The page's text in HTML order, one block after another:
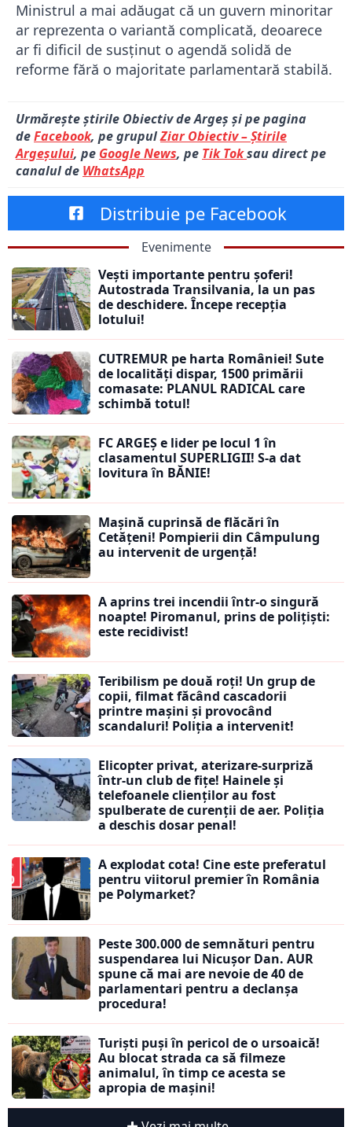
Ministrul a mai adăugat că un guvern minoritar
ar reprezenta o variantă complicată, deoarece
ar fi dificil de susținut o agendă solidă de
reforme fără o majoritate parlamentară stabilă.
Urmărește știrile Obiectiv de Argeș și pe pagina
deFacebook, pe grupulZiar Obiectiv – Știrile
Argeșului, pe Google News, pe Tik Toksau direct pe
canalul de WhatsApp
Distribuie pe Facebook
Evenimente
Vești importante pentru șoferi!
Autostrada Transilvania, la un pas
de deschidere. Începe recepția
lotului!
CUTREMUR pe harta României! Sute
de localități dispar, 1500 primării
comasate: PLANUL RADICAL care
schimbă totul!
FC ARGEȘ e lider pe locul 1 în
clasamentul SUPERLIGII! S-a dat
lovitura în BĂNIE!
Mașină cuprinsă de flăcări în
Cetățeni! Pompierii din Câmpulung
au intervenit de urgență!
A aprins trei incendii într-o singură
noapte! Piromanul, prins de polițiști:
este recidivist!
Teribilism pe două roți! Un grup de
copii, filmat făcând cascadorii
printre mașini și provocând
scandaluri! Poliția a intervenit!
Elicopter privat, aterizare-surpriză
într-un club de fițe! Hainele și
telefoanele clienților au fost
spulberate de curenții de aer. Poliția
a deschis dosar penal!
A explodat cota! Cine este preferatul
pentru viitorul premier în România
pe Polymarket?
Peste 300.000 de semnături pentru
suspendarea lui Nicușor Dan. AUR
spune că mai are nevoie de 40 de
parlamentari pentru a declanșa
procedura!
Turiști puși în pericol de o ursoaică!
Au blocat strada ca să filmeze
animalul, în timp ce acesta se
apropia de mașini!